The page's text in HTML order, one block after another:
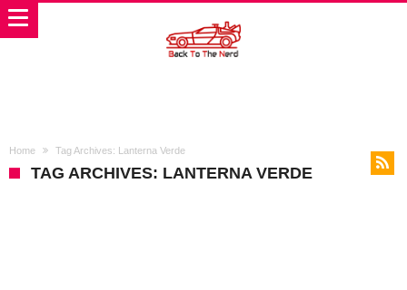
Home Tag Archives: Lanterna Verde
TAG ARCHIVES: LANTERNA VERDE